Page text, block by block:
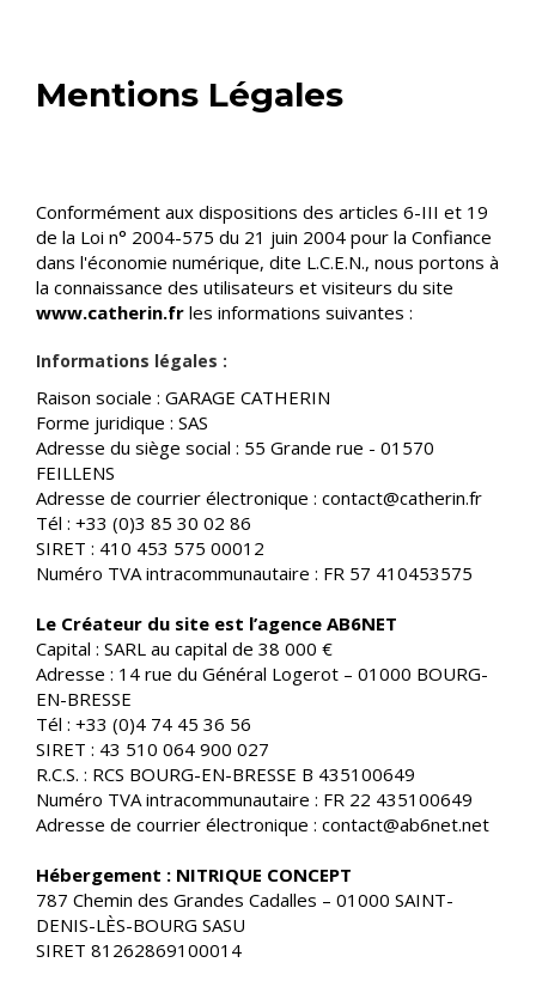
Mentions Légales
Conformément aux dispositions des articles 6-III et 19
de la Loi n° 2004-575 du 21 juin 2004 pour la Confiance
dans l'économie numérique, dite L.C.E.N., nous portons à
la connaissance des utilisateurs et visiteurs du site
www.catherin.fr les informations suivantes :
Informations légales :
Raison sociale : GARAGE CATHERIN
Forme juridique : SAS
Adresse du siège social : 55 Grande rue - 01570
FEILLENS
Adresse de courrier électronique : contact@catherin.fr
Tél : +33 (0)3 85 30 02 86
SIRET : 410 453 575 00012
Numéro TVA intracommunautaire : FR 57 410453575
Le Créateur du site est l’agence AB6NET
Capital : SARL au capital de 38 000 €
Adresse : 14 rue du Général Logerot – 01000 BOURG-
EN-BRESSE
Tél : +33 (0)4 74 45 36 56
SIRET : 43 510 064 900 027
R.C.S. : RCS BOURG-EN-BRESSE B 435100649
Numéro TVA intracommunautaire : FR 22 435100649
Adresse de courrier électronique : contact@ab6net.net
Hébergement : NITRIQUE CONCEPT
787 Chemin des Grandes Cadalles – 01000 SAINT-
DENIS-LÈS-BOURG SASU
SIRET 81262869100014